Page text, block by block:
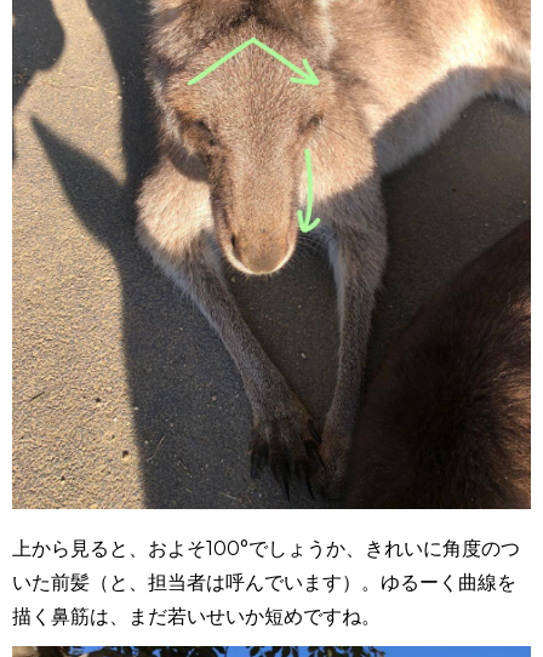
上から見ると、およそ100°でしょうか、きれいに角度のつ
いた前髪（と、担当者は呼んでいます）。ゆるーく曲線を
描く鼻筋は、まだ若いせいか短めですね。